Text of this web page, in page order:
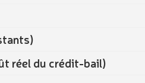
réel du crédit-bail)